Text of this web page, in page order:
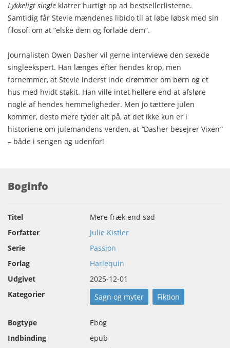
Lykkeligt single klatrer hurtigt op ad bestsellerlisterne.
Samtidig får Stevie mændenes libido til at løbe løbsk med sin
filosofi om at ”elske dem og forlade dem”.
Journalisten Owen Dasher vil gerne interviewe den sexede
singleekspert. Han længes efter hendes krop, men
fornemmer, at Stevie inderst inde drømmer om børn og et
hus med hvidt stakit. Han ville intet hellere end at afsløre
nogle af hendes hemmeligheder. Men jo tættere julen
kommer, desto mere tyder alt på, at det ikke kun er i
historiene om julemandens verden, at ”Dasher besejrer Vixen”
– både i sengen og udenfor!
Boginfo
Titel
Mere fræk end sød
Forfatter
Julie Kistler
Serie
Passion
Forlag
Harlequin
Udgivet
2025-12-01
Kategorier
Sagn og myter Fiktion
Bogtype
Ebog
Indbinding
epub